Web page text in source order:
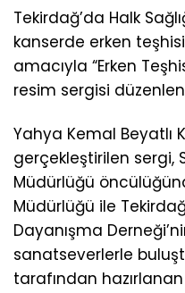
Tekirdağ’da Halk
kanserde erken
amacıyla “Erken
resim sergisi
Yahya Kemal Beyatlı
gerçekleştirilen sergi,
Müdürlüğü
Müdürlüğü ile
Dayanışma
sanatseverlerle
tarafından